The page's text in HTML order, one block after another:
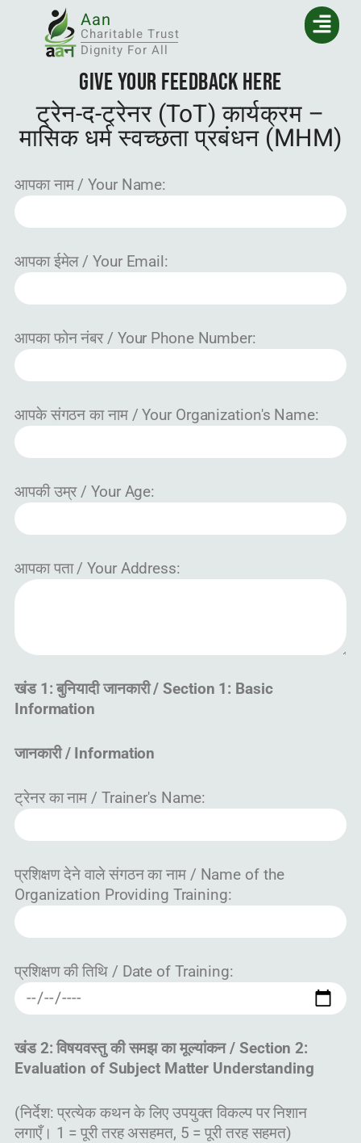
Aan
Charitable Trust
Dignity For All
Give Your FeedBack here
ट्रेन-द-ट्रेनर (ToT) कार्यक्रम –
मासिक धर्म स्वच्छता प्रबंधन (MHM)
आपका नाम / Your Name:
आपका ईमेल / Your Email:
आपका फोन नंबर / Your Phone Number:
आपके संगठन का नाम / Your Organization's Name:
आपकी उम्र / Your Age:
आपका पता / Your Address:
खंड 1: बुनियादी जानकारी / Section 1: Basic
Information
जानकारी / Information
ट्रेनर का नाम / Trainer's Name:
प्रशिक्षण देने वाले संगठन का नाम / Name of the
Organization Providing Training:
प्रशिक्षण की तिथि / Date of Training:
खंड 2: विषयवस्तु की समझ का मूल्यांकन / Section 2:
Evaluation of Subject Matter Understanding
(निर्देश: प्रत्येक कथन के लिए उपयुक्त विकल्प पर निशान
लगाएँ। 1 = पूरी तरह असहमत, 5 = पूरी तरह सहमत)